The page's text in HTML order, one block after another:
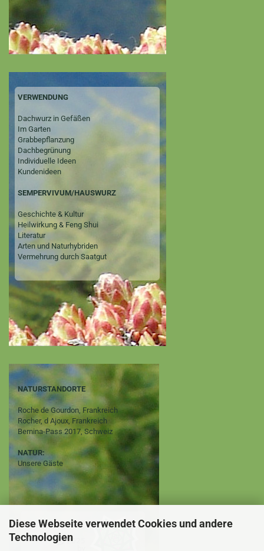
Diese Webseite verwendet Cookies und andere
Technologien
VERWENDUNG
Dachwurz in Gefäßen
Im Garten
Grabbepflanzung
Dachbegrünung
Individuelle Ideen
Kundenideen
SEMPERVIVUM/HAUSWURZ
Geschichte & Kultur
Heilwirkung & Feng Shui
Literatur
Arten und Naturhybriden
Vermehrung durch Saatgut
NATURSTANDORTE
Roche de Gourdon, Frankreich
Rocher, d Ajoux, Frankreich
Bernina-Pass 2017, Schweiz
NATUR:
Unsere Gäste